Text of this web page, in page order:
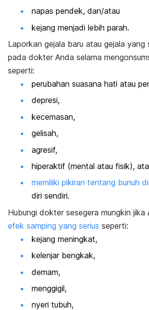
napas pendek, dan/atau
kejang menjadi lebih parah.
Laporkan gejala baru atau gejala yang
pada dokter Anda selama
seperti:
perubahan suasana hati atau
depresi,
kecemasan,
gelisah,
agresif,
hiperaktif (mental atau fisik),
memiliki pikiran tentang bunuh
diri sendiri.
Hubungi dokter sesegera mungkin jika
efek samping yang serius seperti:
kejang meningkat,
kelenjar bengkak,
demam,
menggigil,
nyeri tubuh,